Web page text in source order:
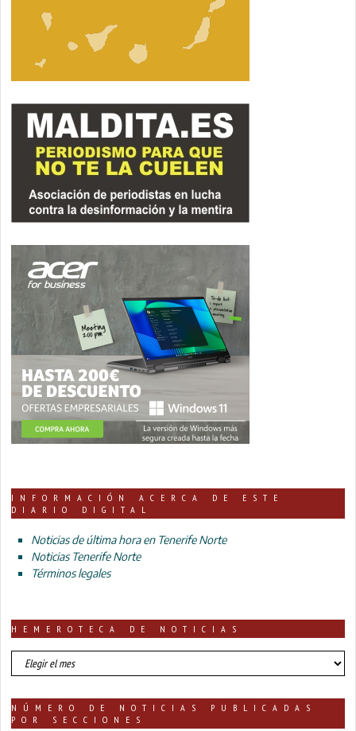
INFORMACIÓN ACERCA DE ESTE
DIARIO DIGITAL
Noticias de última hora en Tenerife Norte
Noticias Tenerife Norte
Términos legales
HEMEROTECA DE NOTICIAS
HEMEROTECA
DE
NÚMERO DE NOTICIAS PUBLICADAS
POR SECCIONES